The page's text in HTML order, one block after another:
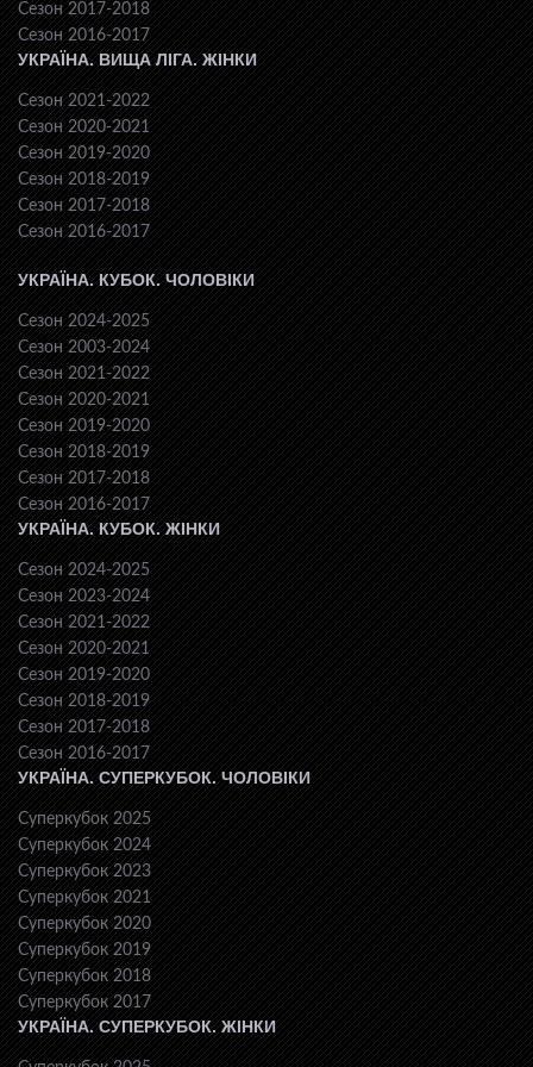
Сезон 2017-2018
Сезон 2016-2017
УКРАЇНА. ВИЩА ЛІГА. ЖІНКИ
Сезон 2021-2022
Сезон 2020-2021
Сезон 2019-2020
Сезон 2018-2019
Сезон 2017-2018
Сезон 2016-2017
УКРАЇНА. КУБОК. ЧОЛОВІКИ
Сезон 2024-2025
Сезон 2003-2024
Сезон 2021-2022
Сезон 2020-2021
Сезон 2019-2020
Сезон 2018-2019
Сезон 2017-2018
Сезон 2016-2017
УКРАЇНА. КУБОК. ЖІНКИ
Сезон 2024-2025
Сезон 2023-2024
Сезон 2021-2022
Сезон 2020-2021
Сезон 2019-2020
Сезон 2018-2019
Сезон 2017-2018
Сезон 2016-2017
УКРАЇНА. СУПЕРКУБОК. ЧОЛОВІКИ
Суперкубок 2025
Суперкубок 2024
Суперкубок 2023
Суперкубок 2021
Суперкубок 2020
Суперкубок 2019
Суперкубок 2018
Суперкубок 2017
УКРАЇНА. СУПЕРКУБОК. ЖІНКИ